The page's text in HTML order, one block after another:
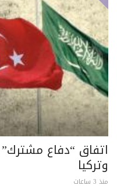
اتفاق “دفاع
وتركيا
منذ 3 ساعات